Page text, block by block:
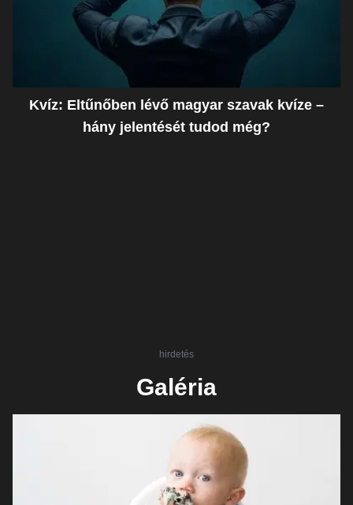
Kvíz: Eltűnőben lévő magyar szavak kvíze –
hány jelentését tudod még?
hirdetés
Galéria